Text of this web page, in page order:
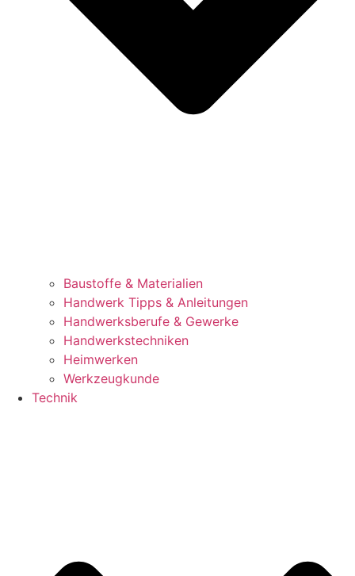
Baustoffe & Materialien
Handwerk Tipps & Anleitungen
Handwerksberufe & Gewerke
Handwerkstechniken
Heimwerken
Werkzeugkunde
Technik